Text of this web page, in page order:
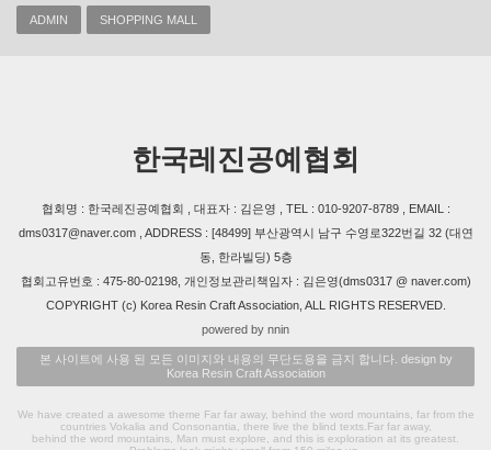
ADMIN SHOPPING MALL
한국레진공예협회
협회명 : 한국레진공예협회 , 대표자 : 김은영 , TEL : 010-9207-8789 , EMAIL :
dms0317@naver.com , ADDRESS : [48499] 부산광역시 남구 수영로322번길 32 (대연
동, 한라빌딩) 5층
협회고유번호 : 475-80-02198, 개인정보관리책임자 : 김은영(dms0317 @ naver.com)
COPYRIGHT (c) Korea Resin Craft Association, ALL RIGHTS RESERVED.
powered by nnin
본 사이트에 사용 된 모든 이미지와 내용의 무단도용을 금지 합니다. design by
Korea Resin Craft Association
We have created a awesome theme Far far away, behind the word mountains, far from the
countries Vokalia and Consonantia, there live the blind texts.Far far away,
behind the word mountains, Man must explore, and this is exploration at its greatest.